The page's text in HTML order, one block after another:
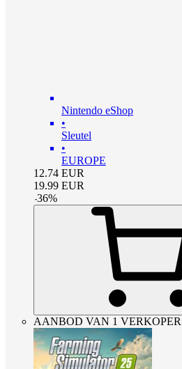
Nintendo eShop
•
Sleutel
•
EUROPE
12.74 EUR
19.99 EUR
-36%
AANBOD VAN 1 VERKOPER